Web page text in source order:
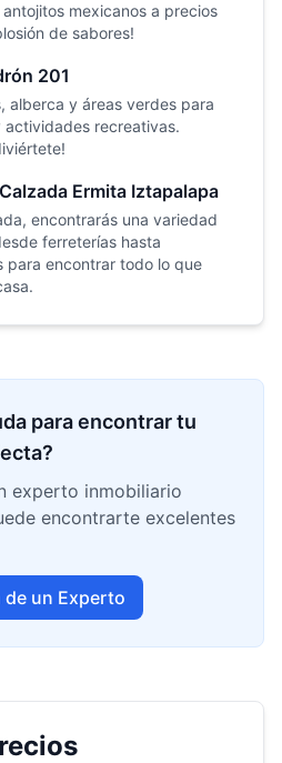
mexicanos a precios
de sabores!
201
alberca y áreas verdes para
recreativas.
Ermita Iztapalapa
encontrarás una variedad
ferreterías hasta
para encontrar todo lo que
para encontrar tu
experto inmobiliario
encontrarte excelentes
de un Experto